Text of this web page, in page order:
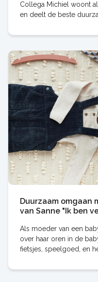
Collega Michiel woont
en deelt de beste
Duurzaam omgaan
van Sanne "Ik ben
Als moeder van een
over haar oren in de
fietsjes, speelgoed, en
omgaan met je